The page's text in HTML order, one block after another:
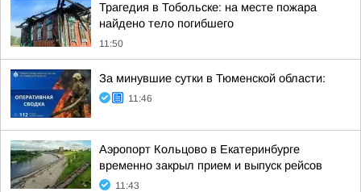
Трагедия в Тобольске: на месте пожара
найдено тело погибшего
11:50
За минувшие сутки в Тюменской области:
11:46
Аэропорт Кольцово в Екатеринбурге
временно закрыл прием и выпуск рейсов
11:43